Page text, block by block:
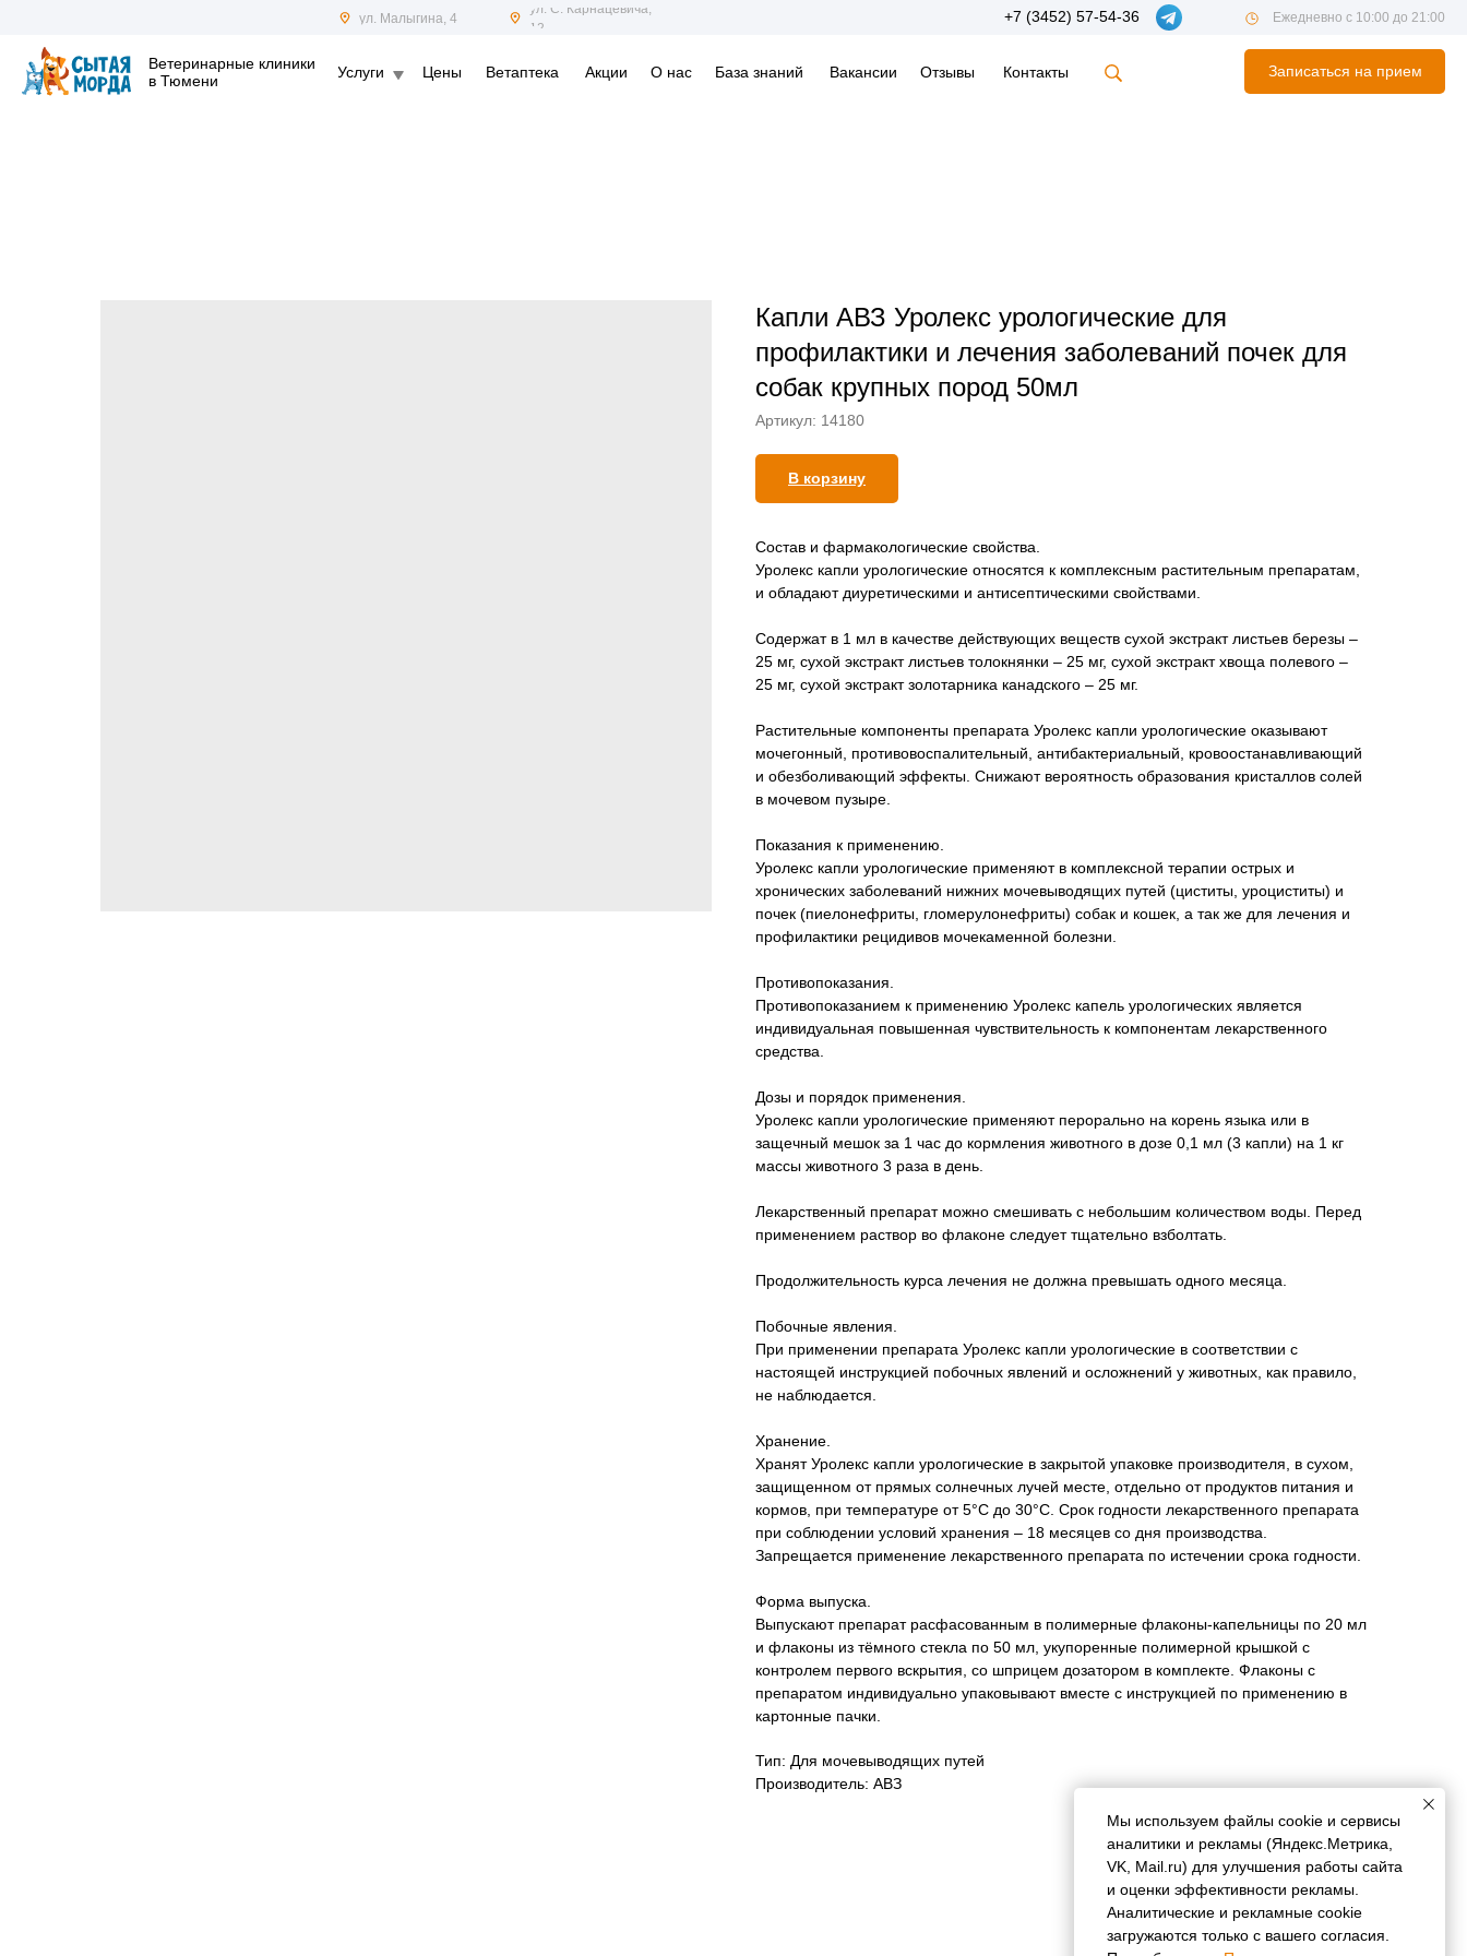
Записаться на прием
+7 (3452) 57-54-36
ул. С. Карнацевича,
12
ул. Малыгина, 4
Ветеринарные клиники
в Тюмени
Ежедневно с 10:00 до 21:00
Услуги Цены База знаний
О нас Контакты
Вакансии Отзывы
Акции
Ветаптека
Капли АВЗ Уролекс урологические для
профилактики и лечения заболеваний почек для
собак крупных пород 50мл
Артикул: 14180
В корзину
Состав и фармакологические свойства.
Уролекс капли урологические относятся к комплексным растительным препаратам,
и обладают диуретическими и антисептическими свойствами.
Содержат в 1 мл в качестве действующих веществ сухой экстракт листьев березы –
25 мг, сухой экстракт листьев толокнянки – 25 мг, сухой экстракт хвоща полевого –
25 мг, сухой экстракт золотарника канадского – 25 мг.
Растительные компоненты препарата Уролекс капли урологические оказывают
мочегонный, противовоспалительный, антибактериальный, кровоостанавливающий
и обезболивающий эффекты. Снижают вероятность образования кристаллов солей
в мочевом пузыре.
Показания к применению.
Уролекс капли урологические применяют в комплексной терапии острых и
хронических заболеваний нижних мочевыводящих путей (циститы, уроциститы) и
почек (пиелонефриты, гломерулонефриты) собак и кошек, а так же для лечения и
профилактики рецидивов мочекаменной болезни.
Противопоказания.
Противопоказанием к применению Уролекс капель урологических является
индивидуальная повышенная чувствительность к компонентам лекарственного
средства.
Дозы и порядок применения.
Уролекс капли урологические применяют перорально на корень языка или в
защечный мешок за 1 час до кормления животного в дозе 0,1 мл (3 капли) на 1 кг
массы животного 3 раза в день.
Лекарственный препарат можно смешивать с небольшим количеством воды. Перед
применением раствор во флаконе следует тщательно взболтать.
Продолжительность курса лечения не должна превышать одного месяца.
Побочные явления.
При применении препарата Уролекс капли урологические в соответствии с
настоящей инструкцией побочных явлений и осложнений у животных, как правило,
не наблюдается.
Хранение.
Хранят Уролекс капли урологические в закрытой упаковке производителя, в сухом,
защищенном от прямых солнечных лучей месте, отдельно от продуктов питания и
кормов, при температуре от 5°С до 30°С. Срок годности лекарственного препарата
при соблюдении условий хранения – 18 месяцев со дня производства.
Запрещается применение лекарственного препарата по истечении срока годности.
Форма выпуска.
Выпускают препарат расфасованным в полимерные флаконы-капельницы по 20 мл
и флаконы из тёмного стекла по 50 мл, укупоренные полимерной крышкой с
контролем первого вскрытия, со шприцем дозатором в комплекте. Флаконы с
препаратом индивидуально упаковывают вместе с инструкцией по применению в
картонные пачки.
Тип: Для мочевыводящих путей
Производитель: АВЗ
Мы используем файлы cookie и сервисы
аналитики и рекламы (Яндекс.Метрика,
VK, Mail.ru) для улучшения работы сайта
и оценки эффективности рекламы.
Аналитические и рекламные cookie
загружаются только с вашего согласия.